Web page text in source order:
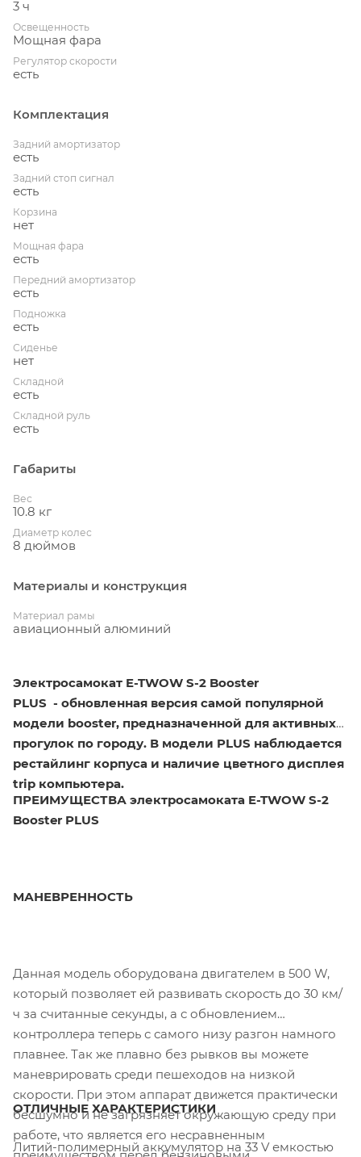
3 ч
Освещенность
Мощная фара
Регулятор скорости
есть
Комплектация
Задний амортизатор
есть
Задний стоп сигнал
есть
Корзина
нет
Мощная фара
есть
Передний амортизатор
есть
Подножка
есть
Сиденье
нет
Складной
есть
Складной руль
есть
Габариты
Вес
10.8 кг
Диаметр колес
8 дюймов
Материалы и конструкция
Материал рамы
авиационный алюминий
Электросамокат E-TWOW S-2 Booster
PLUS - обновленная версия самой популярной
модели booster, предназначенной для активных
прогулок по городу. В модели PLUS наблюдается
рестайлинг корпуса и наличие цветного дисплея
trip компьютера.
ПРЕИМУЩЕСТВА электросамоката E-TWOW S-2
Booster PLUS
МАНЕВРЕННОСТЬ
Данная модель оборудована двигателем в 500 W,
который позволяет ей развивать скорость до 30 км/
ч за считанные секунды, а с обновлением
контроллера теперь с самого низу разгон намного
плавнее. Так же плавно без рывков вы можете
маневрировать среди пешеходов на низкой
скорости. При этом аппарат движется практически
бесшумно и не загрязняет окружающую среду при
работе, что является его несравненным
ОТЛИЧНЫЕ ХАРАКТЕРИСТИКИ
Литий-полимерный аккумулятор на 33 V емкостью